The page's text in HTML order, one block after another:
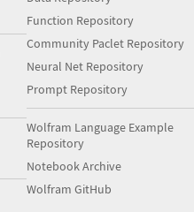
Function Repository
Community Paclet Repository
Neural Net Repository
Prompt Repository
Wolfram Language Example
Repository
Notebook Archive
Wolfram GitHub